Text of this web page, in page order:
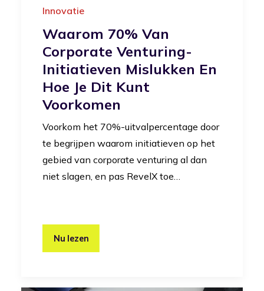
Innovatie
Waarom 70% Van
Corporate Venturing-
Initiatieven Mislukken En
Hoe Je Dit Kunt
Voorkomen
Voorkom het 70%-uitvalpercentage door
te begrijpen waarom initiatieven op het
gebied van corporate venturing al dan
niet slagen, en pas RevelX toe…
Nu lezen